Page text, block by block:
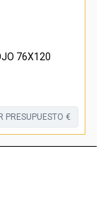
76X120
PRESUPUESTO €